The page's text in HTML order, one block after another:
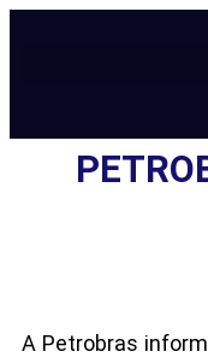
A Petrobras